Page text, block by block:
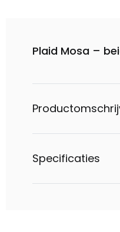
Plaid Mosa –
Specificaties